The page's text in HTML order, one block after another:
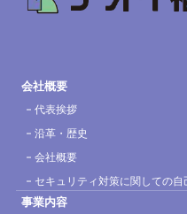
会社概要
代表挨拶
沿革・歴史
会社概要
セキュリティ対策に関しての自
事業内容